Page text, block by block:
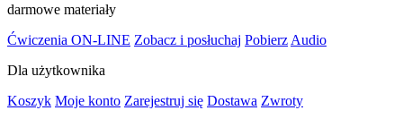
darmowe materiały
Ćwiczenia ON-LINE Zobacz i posłuchaj Pobierz Audio
Dla użytkownika
Koszyk Moje konto Zarejestruj się Dostawa Zwroty